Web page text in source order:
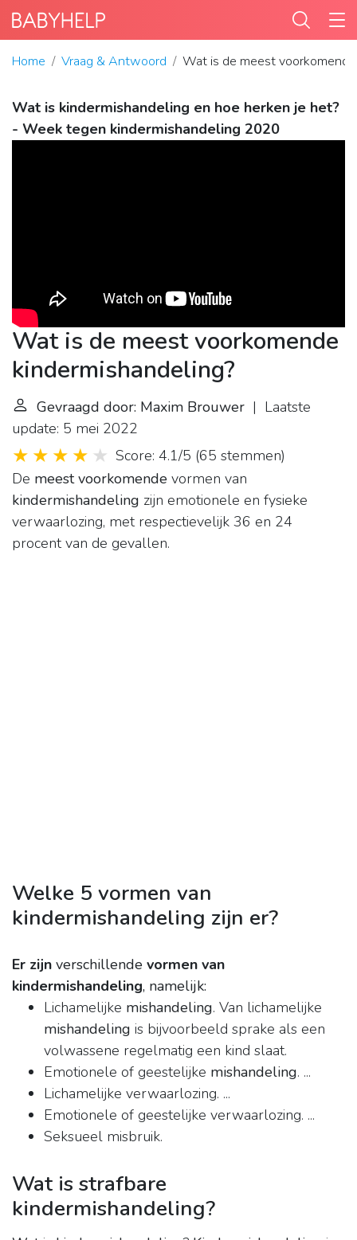
Home Vraag & Antwoord Wat is de meest
Wat is kindermishandeling en hoe herken je het?
- Week tegen kindermishandeling 2020
Wat is de meest voorkomende
kindermishandeling?
Gevraagd door: Maxim Brouwer | Laatste
update: 5 mei 2022
Score: 4.1/5 (65 stemmen)
De meest voorkomende vormen van
kindermishandeling zijn emotionele en fysieke
verwaarlozing, met respectievelijk 36 en 24
procent van de gevallen.
Welke 5 vormen van
kindermishandeling zijn er?
Er zijn verschillende vormen van
kindermishandeling, namelijk:
Lichamelijke mishandeling. Van lichamelijke
mishandeling is bijvoorbeeld sprake als een
volwassene regelmatig een kind slaat.
Emotionele of geestelijke mishandeling. ...
Lichamelijke verwaarlozing. ...
Emotionele of geestelijke verwaarlozing. ...
Seksueel misbruik.
Wat is strafbare
kindermishandeling?